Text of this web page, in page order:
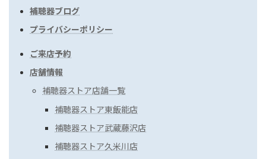
補聴器ブログ
プライバシーポリシー
ご来店予約
店舗情報
補聴器ストア店舗一覧
補聴器ストア東飯能店
補聴器ストア武蔵藤沢店
補聴器ストア久米川店